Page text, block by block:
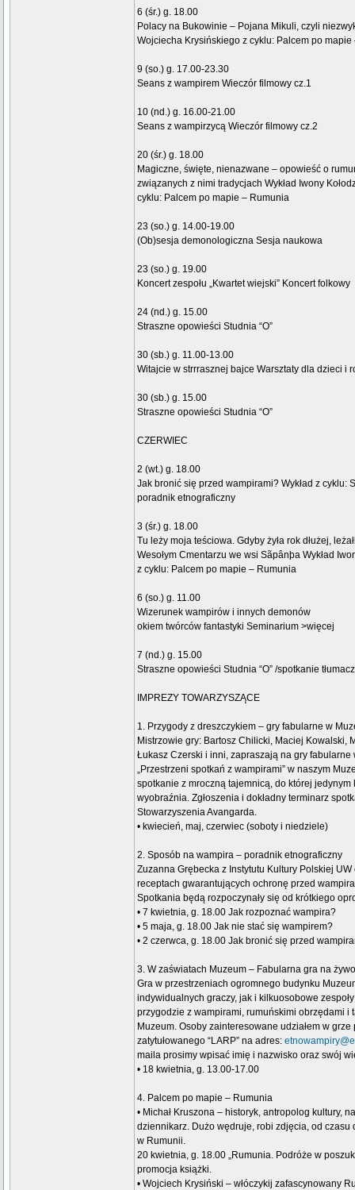
6 (śr.) g. 18.00
Polacy na Bukowinie – Pojana Mikuli, czyli
Wojciecha Krysińskiego z cyklu: Palcem po mapie
9 (so.) g. 17.00-23.30
Seans z wampirem Wieczór filmowy cz.1
10 (nd.) g. 16.00-21.00
Seans z wampirzycą Wieczór filmowy cz.2
20 (śr.) g. 18.00
Magiczne, święte, nienazwane – opowieść o
związanych z nimi tradycjach Wykład Iwony
cyklu: Palcem po mapie – Rumunia
23 (so.) g. 14.00-19.00
(Ob)sesja demonologiczna Sesja naukowa
23 (so.) g. 19.00
Koncert zespołu „Kwartet wiejski” Koncert folkowy
24 (nd.) g. 15.00
Straszne opowieści Studnia “O”
30 (sb.) g. 11.00-13.00
Witajcie w strrrasznej bajce Warsztaty dla dzieci i
30 (sb.) g. 15.00
Straszne opowieści Studnia “O”
CZERWIEC
2 (wt.) g. 18.00
Jak bronić się przed wampirami? Wykład z cyklu:
poradnik etnograficzny
3 (śr.) g. 18.00
Tu leży moja teściowa. Gdyby żyła rok dłużej,
Wesołym Cmentarzu we wsi Sãpânþa Wykład
z cyklu: Palcem po mapie – Rumunia
6 (so.) g. 11.00
Wizerunek wampirów i innych demonów
okiem twórców fantastyki Seminarium >więcej
7 (nd.) g. 15.00
Straszne opowieści Studnia “O” /spotkanie
IMPREZY TOWARZYSZĄCE
1. Przygody z dreszczykiem – gry fabularne w
Mistrzowie gry: Bartosz Chilicki, Maciej Kowalski,
Łukasz Czerski i inni, zapraszają na gry fabularne
„Przestrzeni spotkań z wampirami” w naszym
spotkanie z mroczną tajemnicą, do której jedynym
wyobraźnia. Zgłoszenia i dokładny terminarz
Stowarzyszenia Avangarda.
• kwiecień, maj, czerwiec (soboty i niedziele)
2. Sposób na wampira – poradnik etnograficzny
Zuzanna Grębecka z Instytutu Kultury Polskiej
receptach gwarantujących ochronę przed
Spotkania będą rozpoczynały się od krótkiego
• 7 kwietnia, g. 18.00 Jak rozpoznać wampira?
• 5 maja, g. 18.00 Jak nie stać się wampirem?
• 2 czerwca, g. 18.00 Jak bronić się przed
3. W zaświatach Muzeum – Fabularna gra na
Gra w przestrzeniach ogromnego budynku
indywidualnych graczy, jak i kilkuosobowe
przygodzie z wampirami, rumuńskimi obrzędami i
Muzeum. Osoby zainteresowane udziałem w
zatytułowanego “LARP” na adres:
maila prosimy wpisać imię i nazwisko oraz swój
• 18 kwietnia, g. 13.00-17.00
4. Palcem po mapie – Rumunia
• Michał Kruszona – historyk, antropolog kultury,
dziennikarz. Dużo wędruje, robi zdjęcia, od czasu
w Rumunii.
20 kwietnia, g. 18.00 „Rumunia. Podróże w
promocja książki.
• Wojciech Krysiński – włóczykij zafascynowany